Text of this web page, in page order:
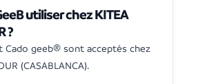
utiliser chez KITEA
?
Cado geeb® sont acceptés chez
(CASABLANCA).